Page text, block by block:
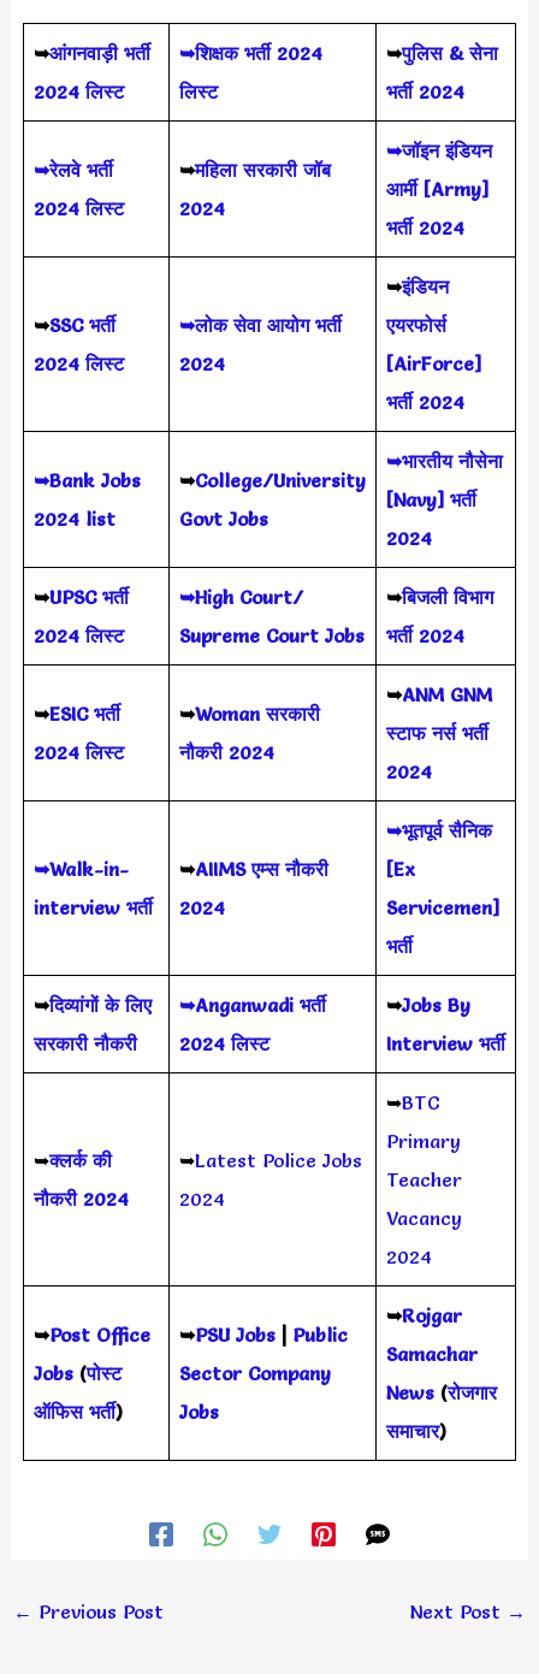
➥आंगनवाड़ी भर्ती
2024 लिस्ट
➥शिक्षक भर्ती 2024
लिस्ट
➥पुलिस & सेना
भर्ती 2024
➥रेलवे भर्ती
2024 लिस्ट
➥महिला सरकारी जॉब
2024
➥जॉइन इंडियन
आर्मी [Army]
भर्ती 2024
➥SSC भर्ती
2024 लिस्ट
➥लोक सेवा आयोग भर्ती
2024
➥इंडियन
एयरफोर्स
[AirForce]
भर्ती 2024
➥Bank Jobs
2024 list
➥College/University
Govt Jobs
➥भारतीय नौसेना
[Navy] भर्ती
2024
➥UPSC भर्ती
2024 लिस्ट
➥High Court/
Supreme Court Jobs
➥बिजली विभाग
भर्ती 2024
➥ESIC भर्ती
2024 लिस्ट
➥Woman सरकारी
नौकरी 2024
➥ANM GNM
स्टाफ नर्स भर्ती
2024
➥Walk-in-
interview भर्ती
➥AIIMS एम्स नौकरी
2024
➥भूतपूर्व सैनिक
[Ex
Servicemen]
भर्ती
➥दिव्यांगों के लिए
सरकारी नौकरी
➥Anganwadi भर्ती
2024 लिस्ट
➥Jobs By
Interview भर्ती
➥क्लर्क की
नौकरी 2024
➥Latest Police Jobs
2024
➥BTC
Primary
Teacher
Vacancy
2024
➥Post Office
Jobs(पोस्ट
ऑफिस भर्ती)
➥PSU Jobs| Public
Sector Company
Jobs
➥Rojgar
Samachar
News(रोजगार
समाचार)
← Previous Post Next Post →